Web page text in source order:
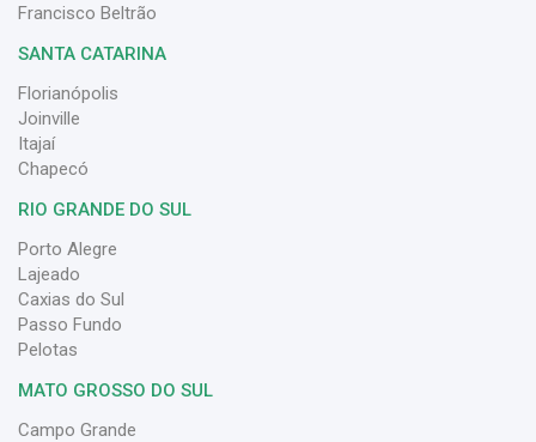
Francisco Beltrão
SANTA CATARINA
Florianópolis
Joinville
Itajaí
Chapecó
RIO GRANDE DO SUL
Porto Alegre
Lajeado
Caxias do Sul
Passo Fundo
Pelotas
MATO GROSSO DO SUL
Campo Grande